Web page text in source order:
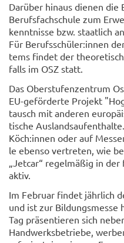
Dar­über hin­aus die­nen die
Be­rufs­fach­schu­le zum
kennt­nis­se bzw. staat­lich
Für Be­rufs­schü­ler:innen
tems fin­det der
falls im OSZ statt.
Das Ober­stu­fen­zen­trum
EU-​geförderte Pro­jekt
tausch mit an­de­ren
ti­sche
Köch:innen oder auf
le eben­so ver­tre­ten, wie
„Jet­car“ re­gel­mä­ßig in
aktiv.
Im Fe­bru­ar fin­det jähr­lich
und ist zur Bil­dungs­mes­se
Tag prä­sen­tie­ren sich
Hand­werks­be­trie­be,